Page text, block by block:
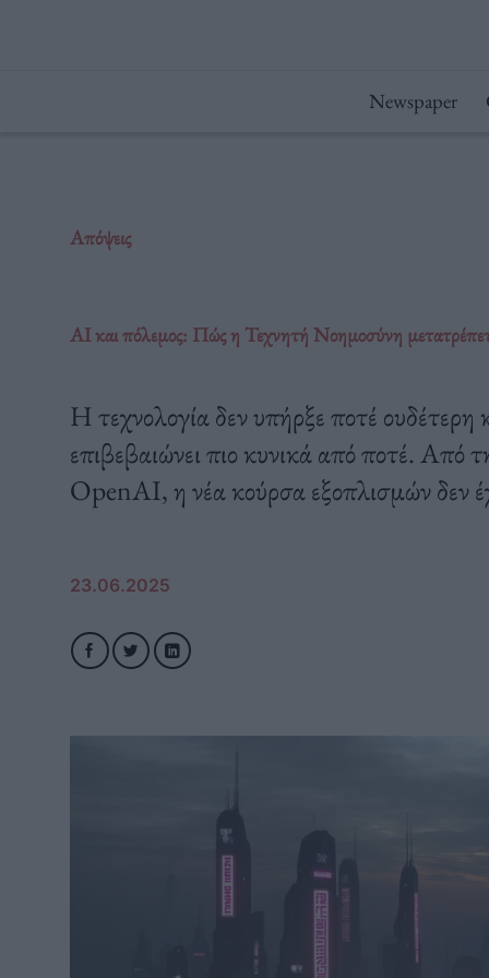
Newspaper
Απόψεις
AI και πόλεμος: Πώς η Τεχνητή Νοημοσύνη
Η τεχνολογία δεν υπήρξε ποτέ
επιβεβαιώνει πιο κυνικά από ποτέ.
OpenAI, η νέα κούρσα εξοπλισμών δεν
23.06.2025